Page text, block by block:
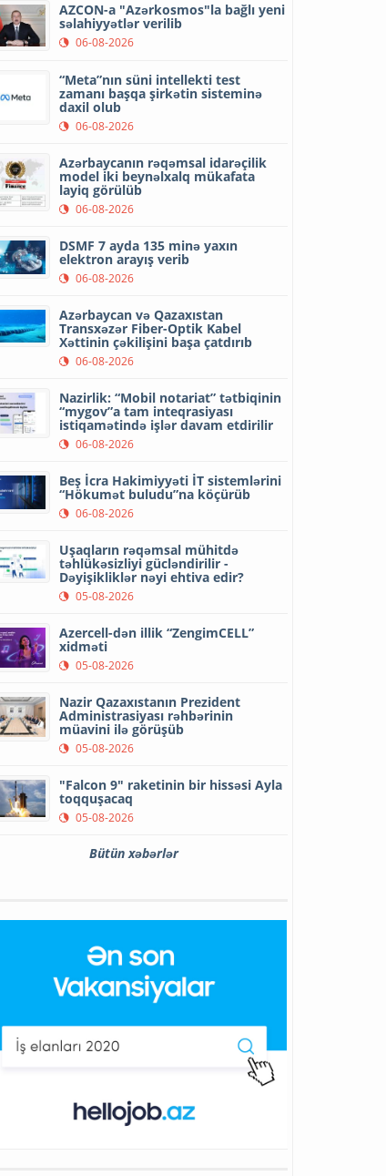
AZCON-a "Azərkosmos"la bağlı yeni
səlahiyyətlər verilib
06-08-2026
“Meta”nın süni intellekti test
zamanı başqa şirkətin sisteminə
daxil olub
06-08-2026
Azərbaycanın rəqəmsal idarəçilik
model iki beynəlxalq mükafata
layiq görülüb
06-08-2026
DSMF 7 ayda 135 minə yaxın
elektron arayış verib
06-08-2026
Azərbaycan və Qazaxıstan
Transxəzər Fiber-Optik Kabel
Xəttinin çəkilişini başa çatdırıb
06-08-2026
Nazirlik: “Mobil notariat” tətbiqinin
“mygov”a tam inteqrasiyası
istiqamətində işlər davam etdirilir
06-08-2026
Beş İcra Hakimiyyəti İT sistemlərini
“Hökumət buludu”na köçürüb
06-08-2026
Uşaqların rəqəmsal mühitdə
təhlükəsizliyi gücləndirilir -
Dəyişikliklər nəyi ehtiva edir?
05-08-2026
Azercell-dən illik “ZengimCELL”
xidməti
05-08-2026
Nazir Qazaxıstanın Prezident
Administrasiyası rəhbərinin
müavini ilə görüşüb
05-08-2026
"Falcon 9" raketinin bir hissəsi Ayla
toqquşacaq
05-08-2026
Bütün xəbərlər